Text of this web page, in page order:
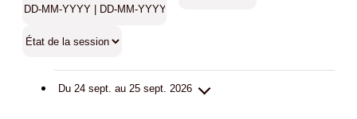
Du 24 sept. au 25 sept. 2026